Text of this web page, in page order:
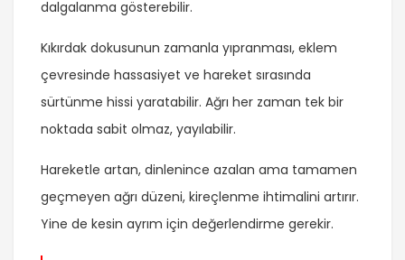
dalgalanma gösterebilir.
Kıkırdak dokusunun zamanla yıpranması, eklem
çevresinde hassasiyet ve hareket sırasında
sürtünme hissi yaratabilir. Ağrı her zaman tek bir
noktada sabit olmaz, yayılabilir.
Hareketle artan, dinlenince azalan ama tamamen
geçmeyen ağrı düzeni, kireçlenme ihtimalini artırır.
Yine de kesin ayrım için değerlendirme gerekir.